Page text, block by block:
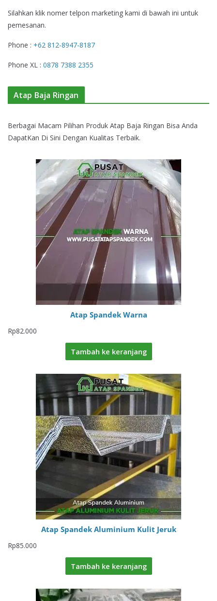
Silahkan klik nomer telpon marketing kami di bawah ini untuk
pemesanan.
Phone : +62 812-8947-8187
Phone XL : 0878 7388 2355
Atap Baja Ringan
Berbagai Macam Pilihan Produk Atap Baja Ringan Bisa Anda
DapatKan Di Sini Dengan Kualitas Terbaik.
Atap Spandek Warna
Rp82.000
Tambah ke keranjang
Atap Spandek Aluminium Kulit Jeruk
Rp85.000
Tambah ke keranjang